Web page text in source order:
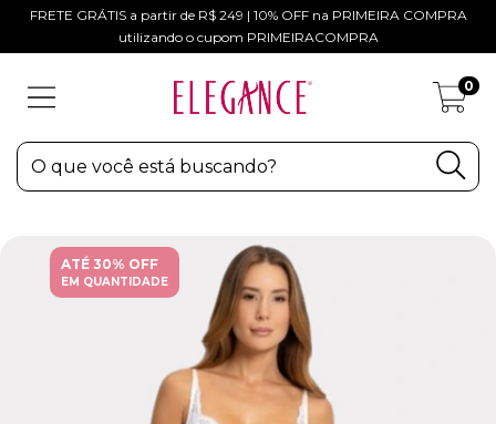
FRETE GRÁTIS a partir de R$ 249 | 10% OFF na PRIMEIRA COMPRA
utilizando o cupom PRIMEIRACOMPRA
0
ATÉ 30% OFF
EM QUANTIDADE